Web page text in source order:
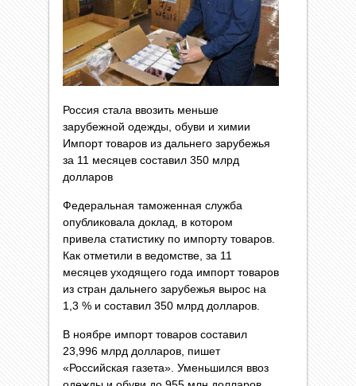
Россия стала ввозить меньше
зарубежной одежды, обуви и химии
Импорт товаров из дальнего зарубежья
за 11 месяцев составил 350 млрд
долларов
Федеральная таможенная служба
опубликовала доклад, в котором
привела статистику по импорту товаров.
Как отметили в ведомстве, за 11
месяцев уходящего года импорт товаров
из стран дальнего зарубежья вырос на
1,3 % и составил 350 млрд долларов.
В ноябре импорт товаров составил
23,996 млрд долларов, пишет
«Российская газета». Уменьшился ввоз